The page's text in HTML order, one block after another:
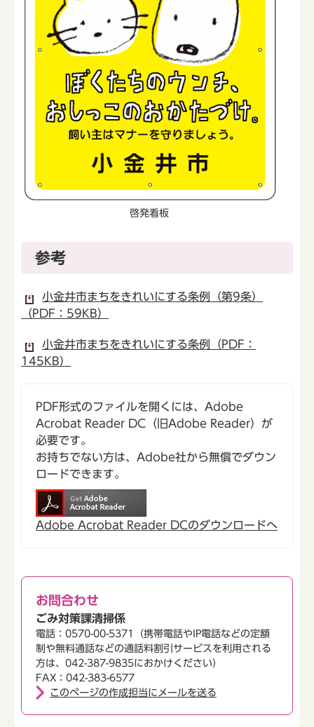
啓発看板
参考
小金井市まちをきれいにする条例（第9条）
（PDF：59KB）
小金井市まちをきれいにする条例（PDF：
145KB）
PDF形式のファイルを開くには、Adobe
Acrobat Reader DC（旧Adobe Reader）が
必要です。
お持ちでない方は、Adobe社から無償でダウン
ロードできます。
Adobe Acrobat Reader DCのダウンロードへ
お問合わせ
ごみ対策課清掃係
電話：0570-00-5371（携帯電話やIP電話などの定額
制や無料通話などの通話料割引サービスを利用される
方は、042-387-9835におかけください）
FAX：042-383-6577
このページの作成担当にメールを送る